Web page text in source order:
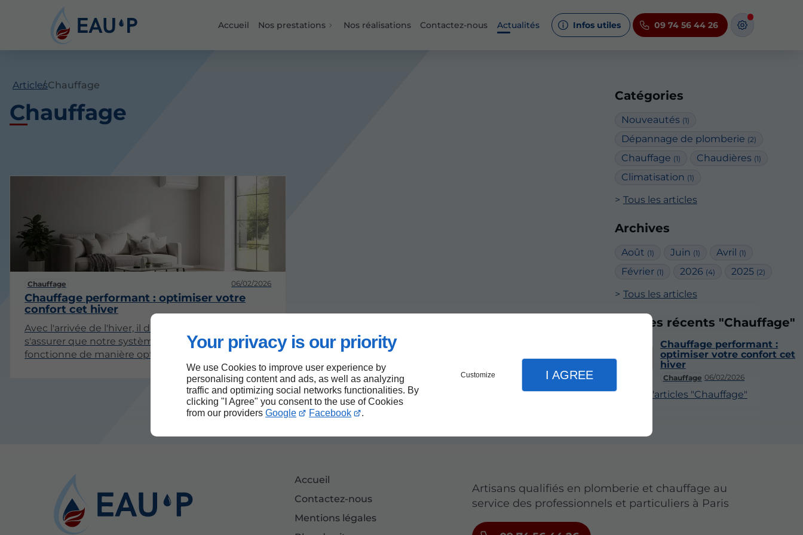
Your privacy is our priority
We use Cookies to improve user experience by
personalising content and ads, as well as analyzing
traffic and optimizing social networks functionalities. By
clicking "I Agree" you consent to the use of Cookies
from our providers Google Facebook .
Customize I AGREE
Accueil Nos prestations Nos réalisations Contactez-nous Actualités Infos utiles 09 74 56 44 26
Catégories
Nouveautés (1)
Dépannage de plomberie (2)
Chauffage (1) Chaudières (1)
Climatisation (1)
Tous les articles
Archives
Août (1) Juin (1) Avril (1)
Février (1) 2026 (4) 2025 (2)
Tous les articles
Articles récents "Chauffage"
Chauffage 06/02/2026
Chauffage performant :
optimiser votre confort cet
hiver
Plus d'articles "Chauffage"
ArticlesChauffage
Chauffage
Chauffage 06/02/2026
Chauffage performant : optimiser votre
confort cet hiver
Avec l'arrivée de l'hiver, il devient essentiel de
s'assurer que notre système de chauffage
fonctionne de manière optimale. Un chauffage
performant ne se limite pas à générer de la chaleur,
mais il doit également garantir un confort durable
tout en étant économe en énergie. Dans cet
article, nous explorerons divers aspects liés à
l'optimisation de votre chauffage pour cet hiver.
Accueil
Contactez-nous
Mentions légales
Artisans qualifiés en plomberie et chauffage au
service des professionnels et particuliers à Paris